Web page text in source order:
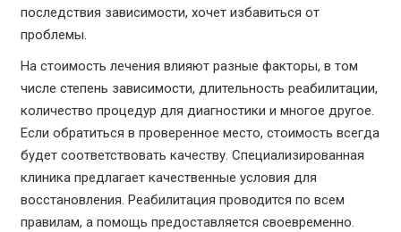
последствия зависимости, хочет избавиться от
проблемы.
На стоимость лечения влияют разные факторы, в том
числе степень зависимости, длительность реабилитации,
количество процедур для диагностики и многое другое.
Если обратиться в проверенное место, стоимость всегда
будет соответствовать качеству. Специализированная
клиника предлагает качественные условия для
восстановления. Реабилитация проводится по всем
правилам, а помощь предоставляется своевременно.